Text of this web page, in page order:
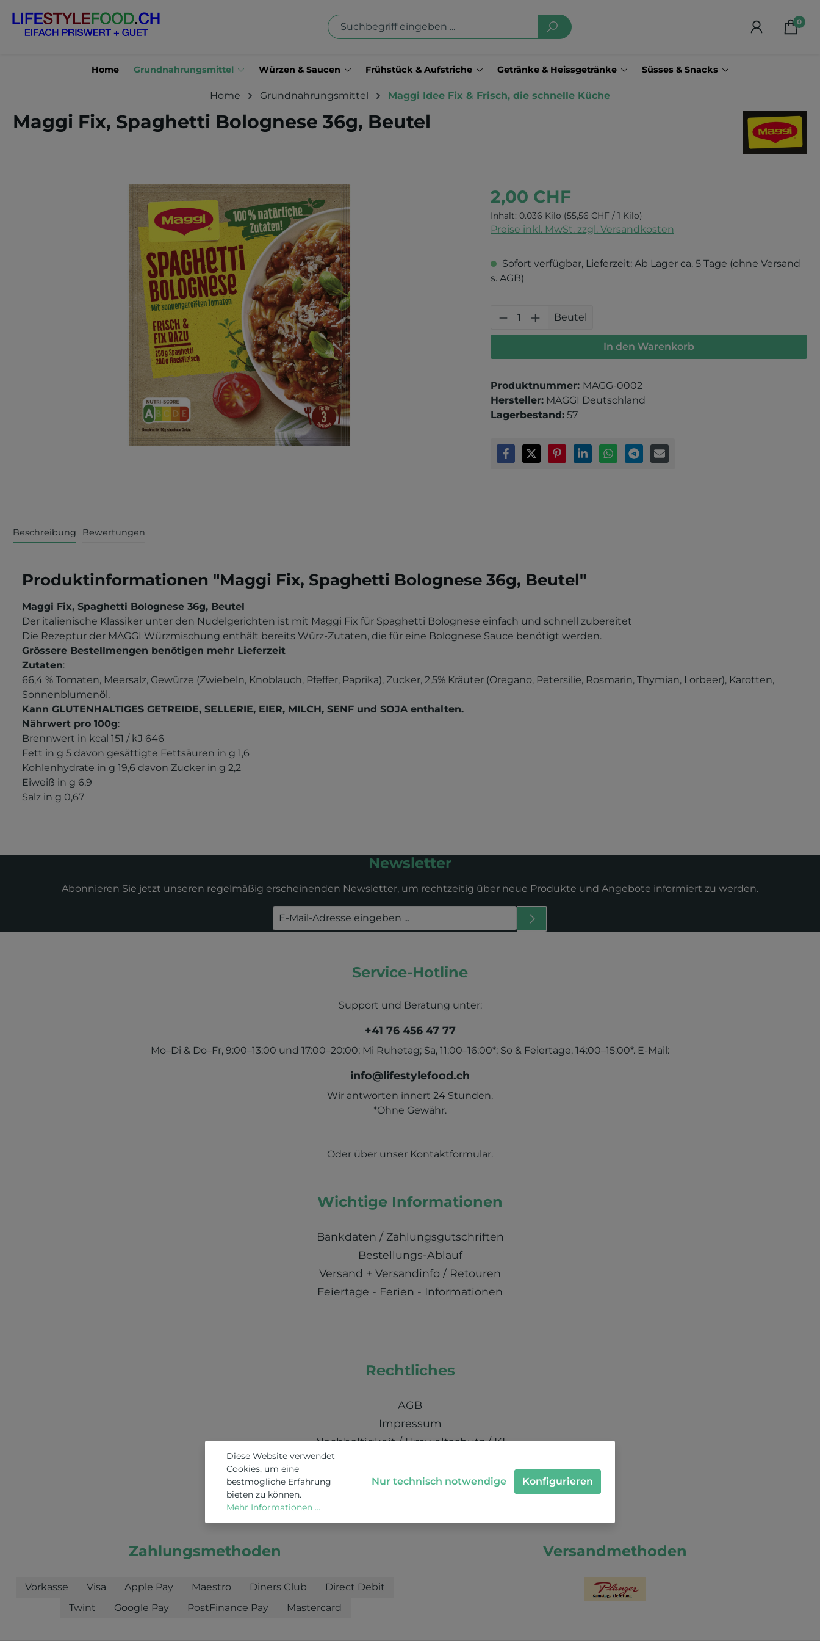
Zur Suche springen
0
Home Grundnahrungsmittel Würzen & Saucen Frühstück & Aufstriche Getränke & Heissgetränke Süsses & Snacks
Home Grundnahrungsmittel Maggi Idee Fix & Frisch, die schnelle Küche
Maggi Fix, Spaghetti Bolognese 36g, Beutel
Bildergalerie überspringen 2,00 CHF
Inhalt: 0.036 Kilo (55,56 CHF / 1 Kilo)
Preise inkl. MwSt. zzgl. Versandkosten
Sofort verfügbar, Lieferzeit: Ab Lager ca. 5 Tage (ohne Versand
s. AGB)
Produkt Anzahl: Gib den gewünschten
Beutel
In den Warenkorb
Produktnummer: MAGG-0002
Hersteller: MAGGI Deutschland
Lagerbestand: 57
Beschreibung Bewertungen
Produktinformationen "Maggi Fix, Spaghetti Bolognese 36g, Beutel"
Maggi Fix, Spaghetti Bolognese 36g, Beutel
Der italienische Klassiker unter den Nudelgerichten ist mit Maggi Fix für Spaghetti Bolognese einfach und schnell zubereitet
Die Rezeptur der MAGGI Würzmischung enthält bereits Würz-Zutaten, die für eine Bolognese Sauce benötigt werden.
Grössere Bestellmengen benötigen mehr Lieferzeit
Zutaten:
66,4 % Tomaten, Meersalz, Gewürze (Zwiebeln, Knoblauch, Pfeffer, Paprika), Zucker, 2,5% Kräuter (Oregano, Petersilie, Rosmarin, Thymian, Lorbeer), Karotten,
Sonnenblumenöl.
Kann GLUTENHALTIGES GETREIDE, SELLERIE, EIER, MILCH, SENF und SOJA enthalten.
Nährwert pro 100g:
Brennwert in kcal 151 / kJ 646
Fett in g 5 davon gesättigte Fettsäuren in g 1,6
Kohlenhydrate in g 19,6 davon Zucker in g 2,2
Eiweiß in g 6,9
Salz in g 0,67
Newsletter
Abonnieren Sie jetzt unseren regelmäßig erscheinenden Newsletter, um rechtzeitig über neue Produkte und Angebote informiert zu werden.
Service-Hotline
Support und Beratung unter:
+41 76 456 47 77
Mo–Di & Do–Fr, 9:00–13:00 und 17:00–20:00; Mi Ruhetag; Sa, 11:00–16:00*; So & Feiertage, 14:00–15:00*. E-Mail:
info@lifestylefood.ch
Wir antworten innert 24 Stunden.
*Ohne Gewähr.
Oder über unser Kontaktformular.
Wichtige Informationen
Bankdaten / Zahlungsgutschriften
Bestellungs-Ablauf
Versand + Versandinfo / Retouren
Feiertage - Ferien - Informationen
Rechtliches
AGB
Impressum
Nachhaltigkeit / Umweltschutz / KI
Zahlungsmethoden
Vorkasse Visa Apple Pay Maestro Diners Club
Direct Debit
Twint
Google Pay PostFinance Pay Mastercard
Versandmethoden
Diese Website verwendet
Cookies, um eine
bestmögliche Erfahrung
bieten zu können.
Mehr Informationen ...
Nur technisch notwendige Konfigurieren